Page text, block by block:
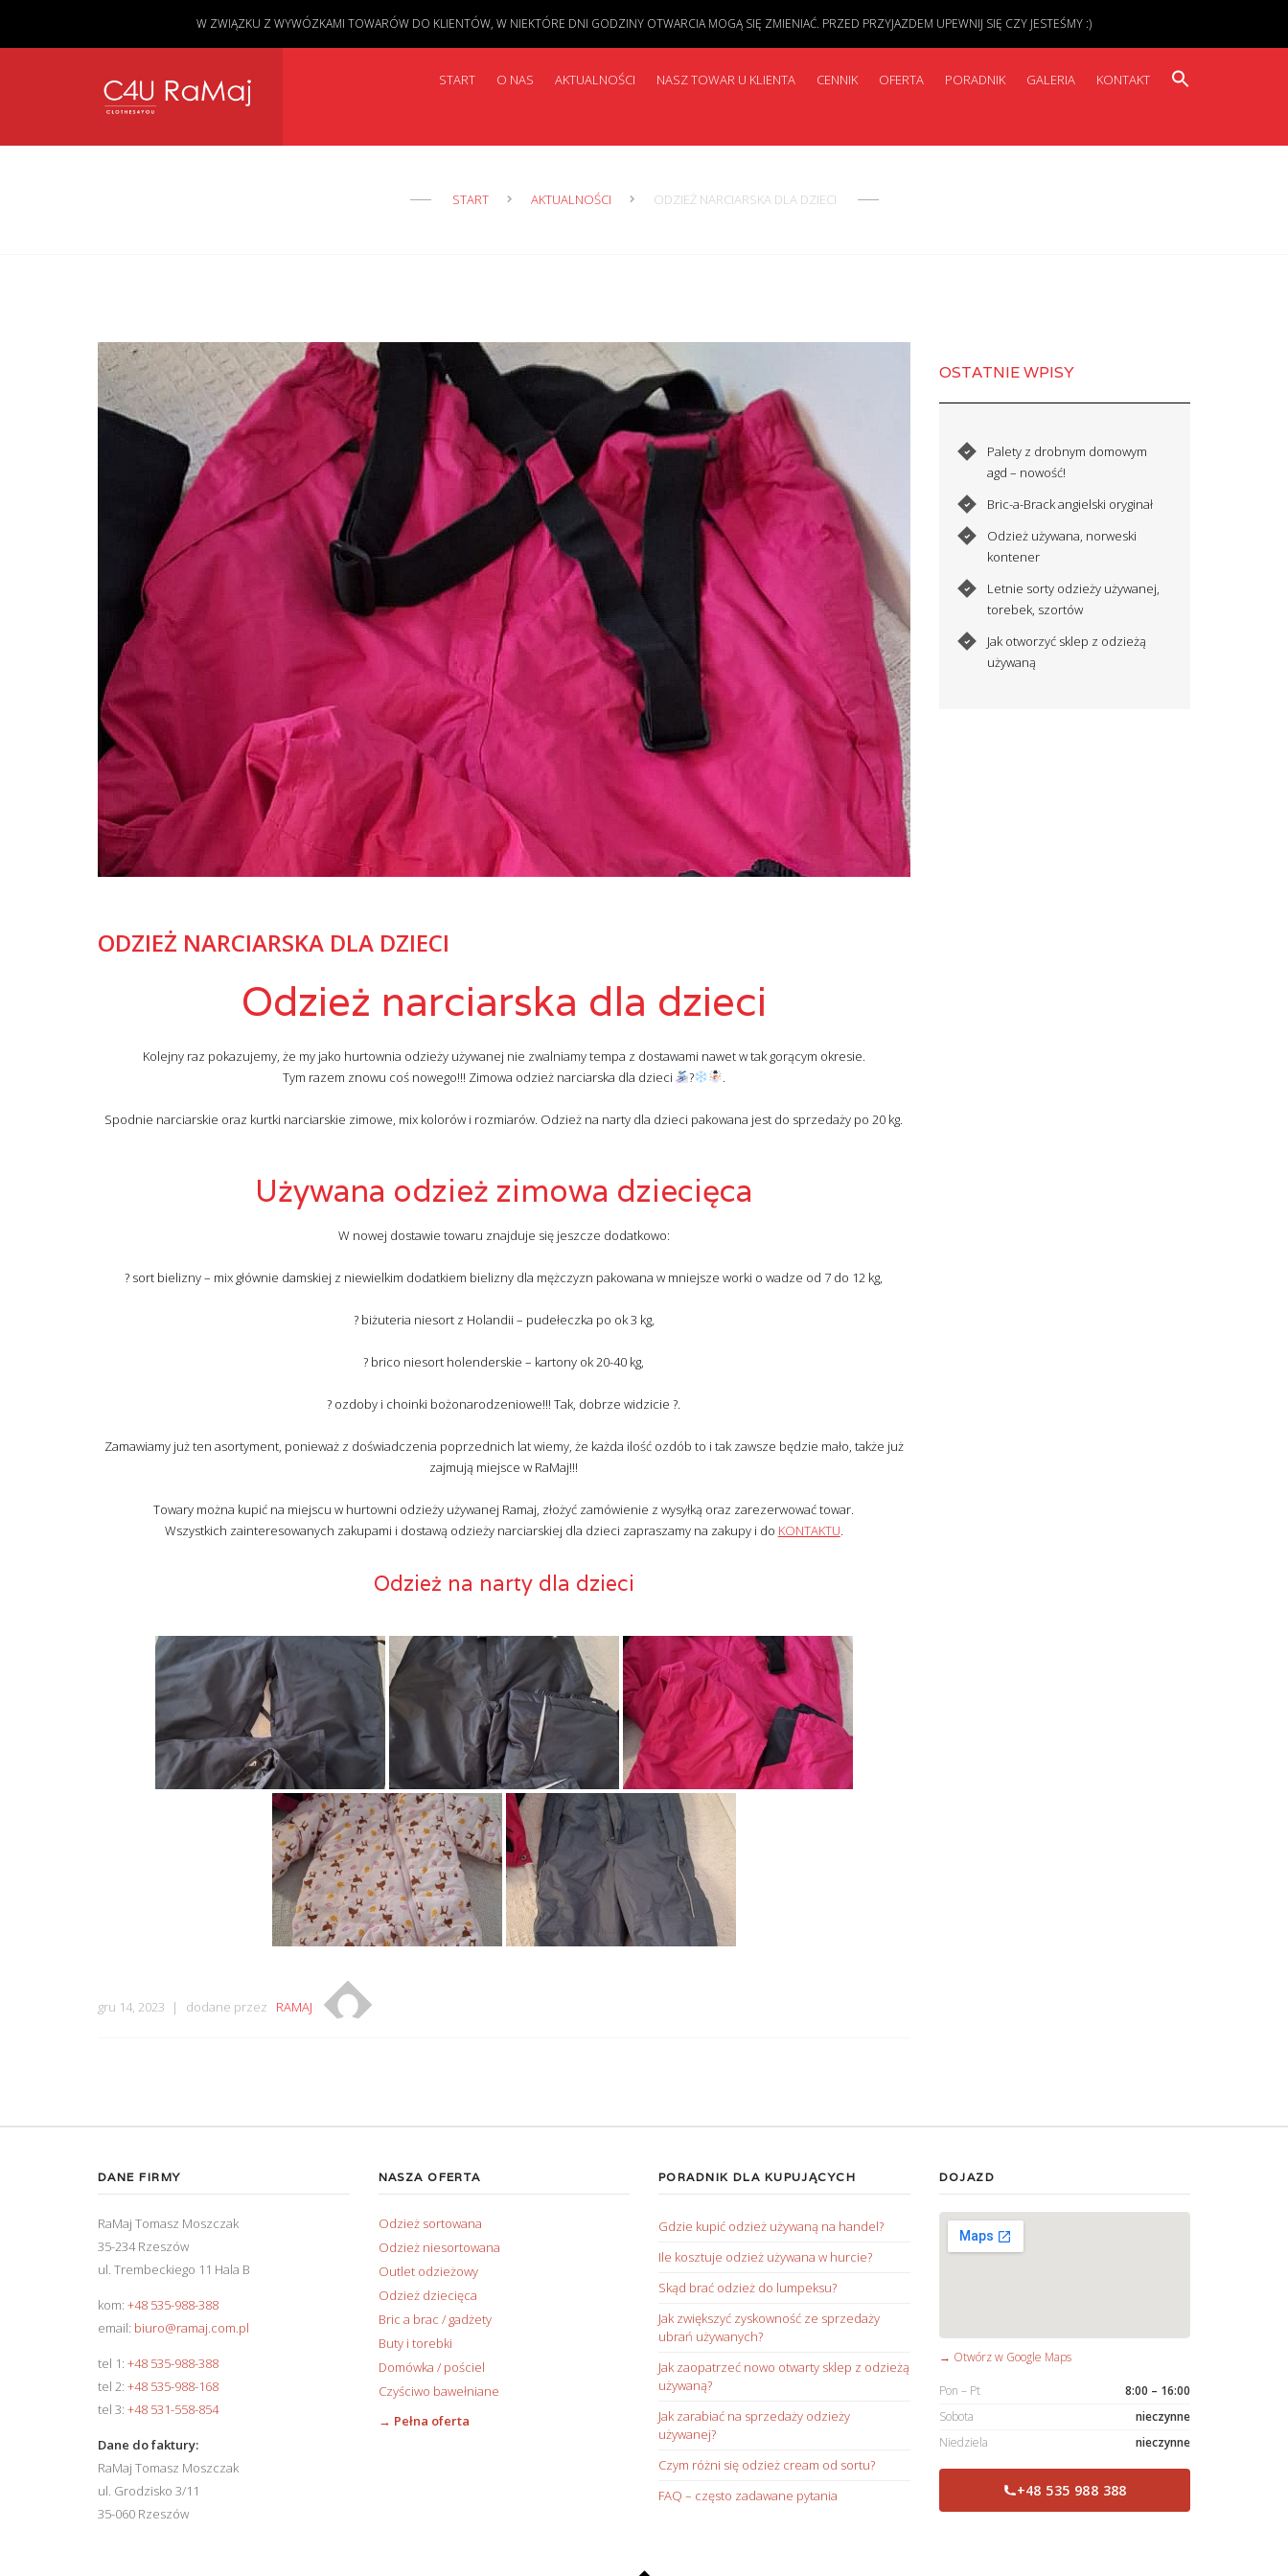
START O NAS AKTUALNOŚCI NASZ TOWAR U KLIENTA CENNIK OFERTA PORADNIK GALERIA KONTAKT
START AKTUALNOŚCI ODZIEŻ NARCIARSKA DLA DZIECI
ODZIEŻ NARCIARSKA DLA DZIECI
Odzież narciarska dla dzieci
Kolejny raz pokazujemy, że my jako hurtownia odzieży używanej nie zwalniamy tempa z dostawami nawet w tak gorącym okresie.
Tym razem znowu coś nowego!!! Zimowa odzież narciarska dla dzieci
? .
Spodnie narciarskie oraz kurtki narciarskie zimowe, mix kolorów i rozmiarów. Odzież na narty dla dzieci pakowana jest do sprzedaży po 20 kg.
Używana odzież zimowa dziecięca
W nowej dostawie towaru znajduje się jeszcze dodatkowo:
? sort bielizny – mix głównie damskiej z niewielkim dodatkiem bielizny dla mężczyzn pakowana w mniejsze worki o wadze od 7 do 12 kg,
? biżuteria niesort z Holandii – pudełeczka po ok 3 kg,
? brico niesort holenderskie – kartony ok 20-40 kg,
? ozdoby i choinki bożonarodzeniowe!!! Tak, dobrze widzicie ?.
Zamawiamy już ten asortyment, ponieważ z doświadczenia poprzednich lat wiemy, że każda ilość ozdób to i tak zawsze będzie mało, także już
zajmują miejsce w RaMaj!!!
Towary można kupić na miejscu w hurtowni odzieży używanej Ramaj, złożyć zamówienie z wysyłką oraz zarezerwować towar.
Wszystkich zainteresowanych zakupami i dostawą odzieży narciarskiej dla dzieci zapraszamy na zakupy i do KONTAKTU.
Odzież na narty dla dzieci
gru 14, 2023 dodane przez RAMAJ
OSTATNIE WPISY
Palety z drobnym domowym
agd – nowość!
Bric-a-Brack angielski oryginał
Odzież używana, norweski
kontener
Letnie sorty odzieży używanej,
torebek, szortów
Jak otworzyć sklep z odzieżą
używaną
DANE FIRMY
RaMaj Tomasz Moszczak
35-234 Rzeszów
ul. Trembeckiego 11 Hala B
kom: +48 535-988-388
email: biuro@ramaj.com.pl
tel 1: +48 535-988-388
tel 2: +48 535-988-168
tel 3: +48 531-558-854
Dane do faktury:
RaMaj Tomasz Moszczak
ul. Grodzisko 3/11
35-060 Rzeszów
NASZA OFERTA
Odzież sortowana
Odzież niesortowana
Outlet odzieżowy
Odzież dziecięca
Bric a brac / gadżety
Buty i torebki
Domówka / pościel
Czyściwo bawełniane
→ Pełna oferta
PORADNIK DLA KUPUJĄCYCH
Gdzie kupić odzież używaną na handel?
Ile kosztuje odzież używana w hurcie?
Skąd brać odzież do lumpeksu?
Jak zwiększyć zyskowność ze sprzedaży
ubrań używanych?
Jak zaopatrzeć nowo otwarty sklep z odzieżą
używaną?
Jak zarabiać na sprzedaży odzieży
używanej?
Czym różni się odzież cream od sortu?
FAQ – często zadawane pytania
DOJAZD
→ Otwórz w Google Maps
Pon – Pt
8:00 – 16:00
Sobota
nieczynne
Niedziela
nieczynne
+48 535 988 388
W ZWIĄZKU Z WYWÓZKAMI TOWARÓW DO KLIENTÓW, W NIEKTÓRE DNI GODZINY OTWARCIA MOGĄ SIĘ ZMIENIAĆ. PRZED PRZYJAZDEM UPEWNIJ SIĘ CZY JESTEŚMY :)